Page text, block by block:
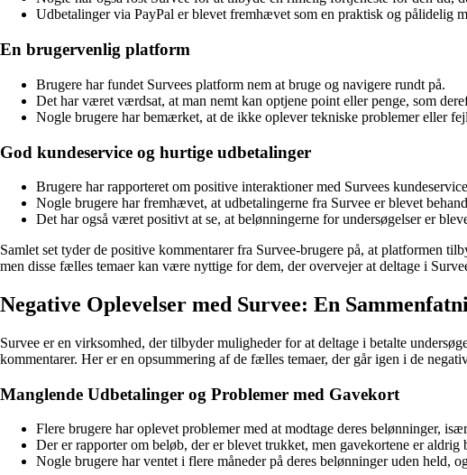
Udbetalinger via PayPal er blevet fremhævet som en praktisk og pålidelig
En brugervenlig platform
Brugere har fundet Survees platform nem at bruge og navigere rundt på.
Det har været værdsat, at man nemt kan optjene point eller penge, som
Nogle brugere har bemærket, at de ikke oplever tekniske problemer eller
God kundeservice og hurtige udbetalinger
Brugere har rapporteret om positive interaktioner med Survees
Nogle brugere har fremhævet, at udbetalingerne fra Survee er blevet
Det har også været positivt at se, at belønningerne for undersøgelser er
Samlet set tyder de positive kommentarer fra Survee-brugere på, at platformen
men disse fælles temaer kan være nyttige for dem, der overvejer at deltage i
Negative Oplevelser med Survee: En
Survee er en virksomhed, der tilbyder muligheder for at deltage i betalte
kommentarer. Her er en opsummering af de fælles temaer, der går igen i de
Manglende Udbetalinger og Problemer med Gavekort
Flere brugere har oplevet problemer med at modtage deres belønninger,
Der er rapporter om beløb, der er blevet trukket, men gavekortene er aldrig
Nogle brugere har ventet i flere måneder på deres belønninger uden held,